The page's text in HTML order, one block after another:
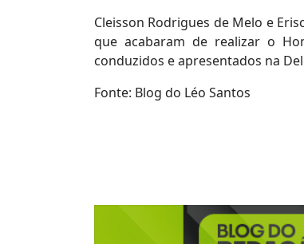
Cleisson Rodrigues de Melo e
que acabaram de realizar o
conduzidos e apresentados na
Fonte: Blog do Léo Santos